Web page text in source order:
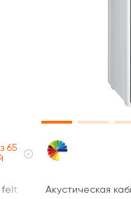
65
felt Акустическая